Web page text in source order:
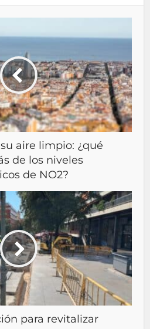
aire limpio: ¿qué
de los niveles
de NO2?
para revitalizar